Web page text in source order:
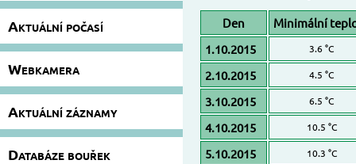
Aktuální počasí
Webkamera
Aktuální záznamy
Databáze bouřek
Den
Minimální
1.10.2015
3.6 °C
2.10.2015 4.5 °C
3.10.2015 6.5 °C
4.10.2015 10.5 °C
5.10.2015 10.3 °C